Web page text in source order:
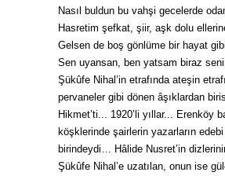
Nasıl buldun bu vahşi gecelerde
Hasretim şefkat, şiir, aşk dolu
Gelsen de boş gönlüme bir hayat
Sen uyansan, ben yatsam biraz
Şükûfe Nihal’in etrafında ateşin
pervaneler gibi dönen âşıklardan
Hikmet’ti... 1920’li yıllar... Erenköy
köşklerinde şairlerin yazarların
birindeydi… Hâlide Nusret’in
Şükûfe Nihal’e uzatılan, onun ise